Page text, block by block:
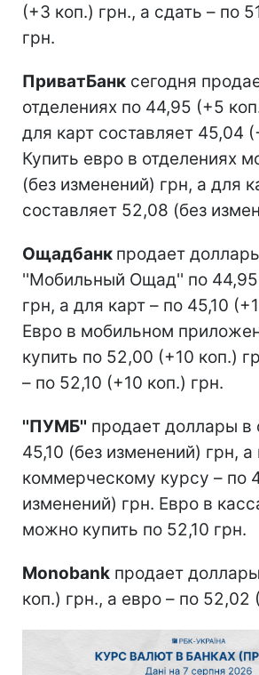
(+3 коп.) грн., а сдать – по
грн.
ПриватБанк сегодня
отделениях по 44,95 (+5
для карт составляет 45,04
Купить евро в отделениях
(без изменений) грн, а для
составляет 52,08 (без
Ощадбанк продает
''Мобильный Ощад'' по 44,95
грн, а для карт – по 45,10
Евро в мобильном
купить по 52,00 (+10 коп.)
– по 52,10 (+10 коп.) грн.
''ПУМБ'' продает доллары в
45,10 (без изменений) грн, а
коммерческому курсу – по
изменений) грн. Евро в
можно купить по 52,10 грн.
Monobank продает
коп.) грн., а евро – по 52,02